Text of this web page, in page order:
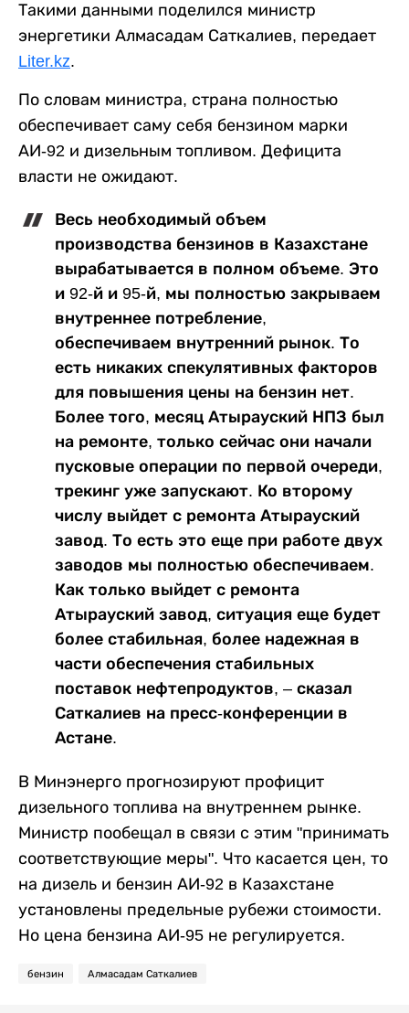
Такими данными поделился министр
энергетики Алмасадам Саткалиев, передает
Liter.kz.
По словам министра, страна полностью
обеспечивает саму себя бензином марки
АИ-92 и дизельным топливом. Дефицита
власти не ожидают.
Весь необходимый объем
производства бензинов в Казахстане
вырабатывается в полном объеме. Это
и 92-й и 95-й, мы полностью закрываем
внутреннее потребление,
обеспечиваем внутренний рынок. То
есть никаких спекулятивных факторов
для повышения цены на бензин нет.
Более того, месяц Атырауский НПЗ был
на ремонте, только сейчас они начали
пусковые операции по первой очереди,
трекинг уже запускают. Ко второму
числу выйдет с ремонта Атырауский
завод. То есть это еще при работе двух
заводов мы полностью обеспечиваем.
Как только выйдет с ремонта
Атырауский завод, ситуация еще будет
более стабильная, более надежная в
части обеспечения стабильных
поставок нефтепродуктов, – сказал
Саткалиев на пресс-конференции в
Астане.
В Минэнерго прогнозируют профицит
дизельного топлива на внутреннем рынке.
Министр пообещал в связи с этим "принимать
соответствующие меры". Что касается цен, то
на дизель и бензин АИ-92 в Казахстане
установлены предельные рубежи стоимости.
Но цена бензина АИ-95 не регулируется.
бензин Алмасадам Саткалиев